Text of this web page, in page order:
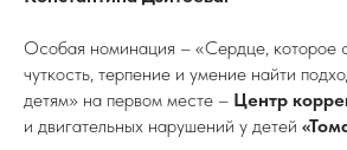
Особая номинация – «Сердце, которое
чуткость, терпение и умение найти
детям» на первом месте – Центр
и двигательных нарушений у детей